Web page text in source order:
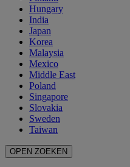
Hungary
India
Japan
Korea
Malaysia
Mexico
Middle East
Poland
Singapore
Slovakia
Sweden
Taiwan
OPEN ZOEKEN